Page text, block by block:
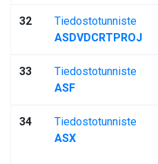
32
Tiedostotunniste
ASDVDCRTPROJ
33
Tiedostotunniste
ASF
34
Tiedostotunniste
ASX